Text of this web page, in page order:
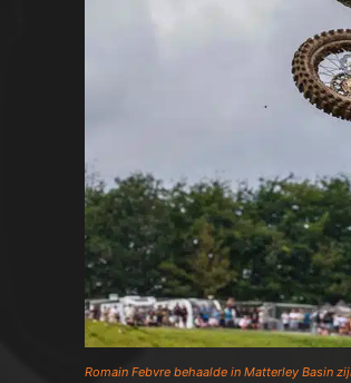
Romain Febvre behaalde in Matterley Basin